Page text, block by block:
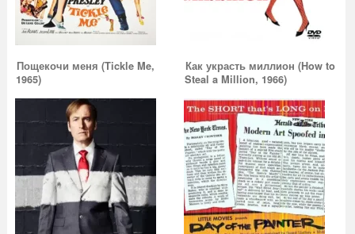
Пощекочи меня (Tickle Me,
1965)
Как украсть миллион (How to
Steal a Million, 1966)